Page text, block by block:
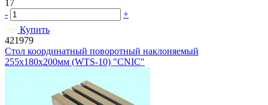
17
-
+
Купить
421979
Стол координатный поворотный наклоняемый
255х180х200мм (WTS-10) "CNIC"